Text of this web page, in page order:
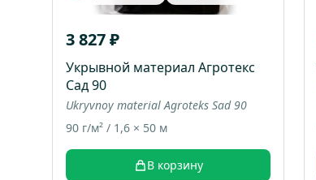
3 827 ₽
Укрывной материал Агротекс
Сад 90
Ukryvnoy material Agroteks Sad 90
90 г/м² / 1,6 × 50 м
В корзину